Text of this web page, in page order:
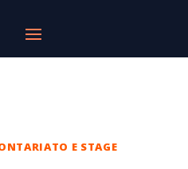
E STAGE